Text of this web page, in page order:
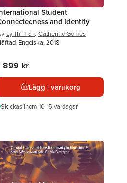
Student
and Identity
Ly Thi Tran, Catherine Gomes
Engelska, 2018
899 kr
Lägg i varukorg
Skickas inom 10-15 vardagar